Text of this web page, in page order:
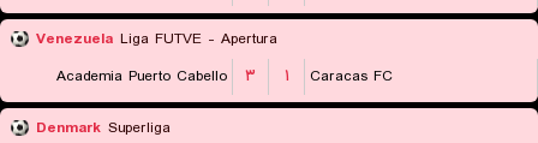
Venezuela Liga FUTVE - Apertura
Academia Puerto Cabello
۳ ۱ Caracas FC
Denmark Superliga